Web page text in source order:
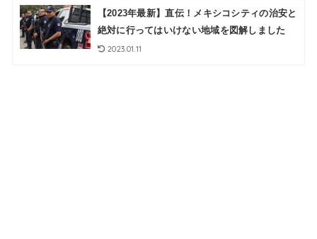
【2023年最新】直伝！メキシコシティの治安と
絶対に行ってはいけない地域を図解しました
2023.01.11